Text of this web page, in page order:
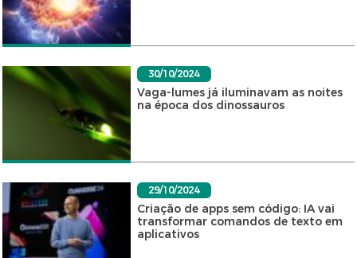
30/10/2024
Vaga-lumes já iluminavam as noites
na época dos dinossauros
29/10/2024
Criação de apps sem código: IA vai
transformar comandos de texto em
aplicativos